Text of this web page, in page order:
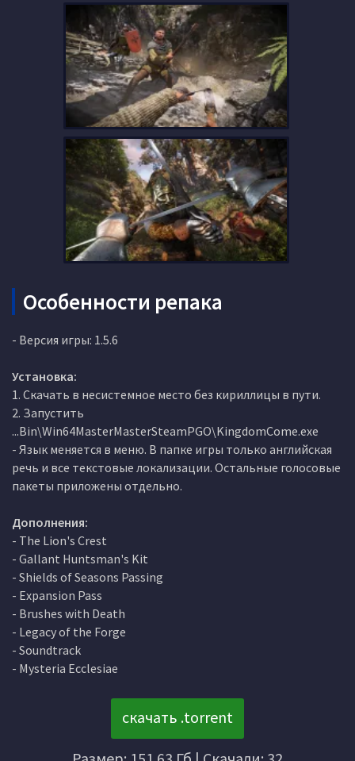
Особенности репака
- Версия игры: 1.5.6
Установка:
1. Скачать в несистемное место без кириллицы в пути.
2. Запустить
...Bin\Win64MasterMasterSteamPGO\KingdomCome.exe
- Язык меняется в меню. В папке игры только английская
речь и все текстовые локализации. Остальные голосовые
пакеты приложены отдельно.
Дополнения:
- The Lion's Crest
- Gallant Huntsman's Kit
- Shields of Seasons Passing
- Expansion Pass
- Brushes with Death
- Legacy of the Forge
- Soundtrack
- Mysteria Ecclesiae
скачать .torrent